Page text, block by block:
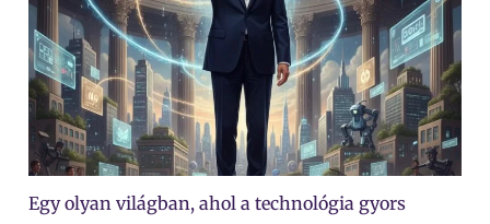
Egy olyan világban, ahol a technológia gyors